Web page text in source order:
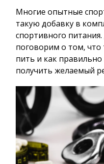
Многие опытные
такую добавку в
спортивного
поговорим о том, что
пить и как
получить желаемый